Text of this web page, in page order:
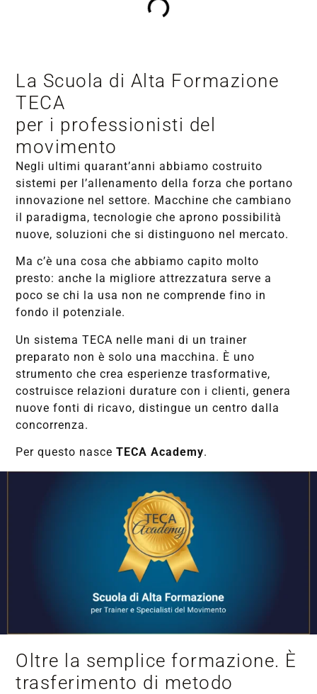
La Scuola di Alta Formazione
TECA
per i professionisti del
movimento
Negli ultimi quarant’anni abbiamo costruito
sistemi per l’allenamento della forza che portano
innovazione nel settore. Macchine che cambiano
il paradigma, tecnologie che aprono possibilità
nuove, soluzioni che si distinguono nel mercato.
Ma c’è una cosa che abbiamo capito molto
presto: anche la migliore attrezzatura serve a
poco se chi la usa non ne comprende fino in
fondo il potenziale.
Un sistema TECA nelle mani di un trainer
preparato non è solo una macchina. È uno
strumento che crea esperienze trasformative,
costruisce relazioni durature con i clienti, genera
nuove fonti di ricavo, distingue un centro dalla
concorrenza.
Per questo nasceTECA Academy.
Oltre la semplice formazione. È
trasferimento di metodo